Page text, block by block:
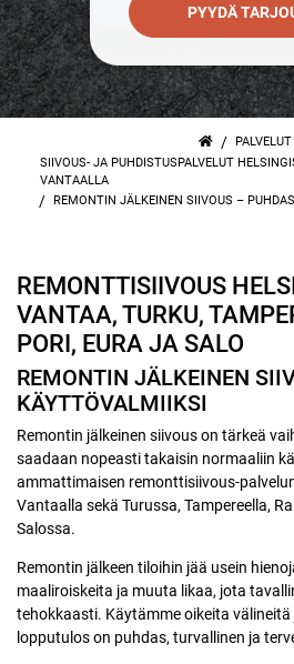
PYYDÄ
/ PALVELUT
SIIVOUS- JA PUHDISTUSPALVELUT
VANTAALLA
/ REMONTIN JÄLKEINEN SIIVOUS –
REMONTTISIIVOUS
VANTAA, TURKU,
PORI, EURA JA SALO
REMONTIN JÄLKEINEN
KÄYTTÖVALMIIKSI
Remontin jälkeinen siivous on tärkeä
saadaan nopeasti takaisin normaaliin
ammattimaisen remonttisiivous-
Vantaalla sekä Turussa, Tampereella,
Salossa.
Remontin jälkeen tiloihin jää usein
maaliroiskeita ja muuta likaa, jota
tehokkaasti. Käytämme oikeita
lopputulos on puhdas, turvallinen ja